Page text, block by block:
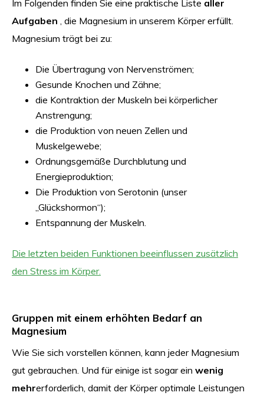
Im Folgenden finden Sie eine praktische Liste aller
Aufgaben , die Magnesium in unserem Körper erfüllt.
Magnesium trägt bei zu:
Die Übertragung von Nervenströmen;
Gesunde Knochen und Zähne;
die Kontraktion der Muskeln bei körperlicher
Anstrengung;
die Produktion von neuen Zellen und
Muskelgewebe;
Ordnungsgemäße Durchblutung und
Energieproduktion;
Die Produktion von Serotonin (unser
„Glückshormon“);
Entspannung der Muskeln.
Die letzten beiden Funktionen beeinflussen zusätzlich
den Stress im Körper.
Gruppen mit einem erhöhten Bedarf an
Magnesium
Wie Sie sich vorstellen können, kann jeder Magnesium
gut gebrauchen. Und für einige ist sogar ein wenig
mehrerforderlich, damit der Körper optimale Leistungen